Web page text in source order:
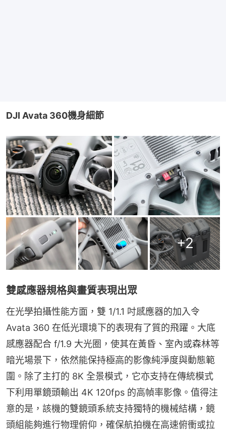
DJI Avata 360機身細節
+2
雙感應器規格與畫質表現出眾
在光學拍攝性能方面，雙 1/1.1 吋感應器的加入令
Avata 360 在低光環境下的表現有了質的飛躍。大底
感應器配合 f/1.9 大光圈，使其在黃昏、室內或森林等
暗光場景下，依然能保持極高的影像純淨度與動態範
圍。除了主打的 8K 全景模式，它亦支持在傳統模式
下利用單鏡頭輸出 4K 120fps 的高幀率影像。值得注
意的是，該機的雙鏡頭系統支持獨特的機械結構，鏡
頭組能夠進行物理俯仰，確保航拍機在高速俯衝或拉